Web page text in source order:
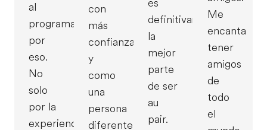
al
programa
por
eso.
No
solo
por la
experiencia
con
más
confianza
y
como
una
persona
diferente.
es
definitivamente
la
mejor
parte
de ser
au
pair.
Me
encanta
tener
amigos
de
todo
el